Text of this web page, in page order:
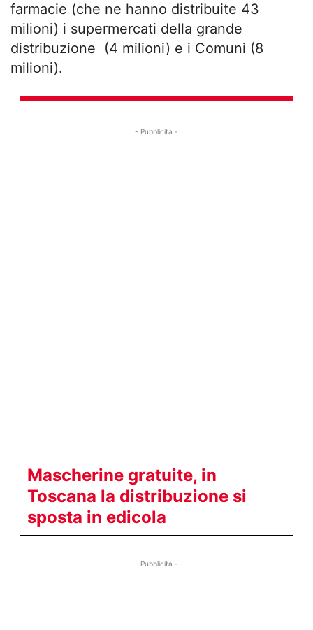
farmacie (che ne hanno distribuite 43
milioni) i supermercati della grande
distribuzione (4 milioni) e i Comuni (8
milioni).
- Pubblicità -
Mascherine gratuite, in
Toscana la distribuzione si
sposta in edicola
- Pubblicità -